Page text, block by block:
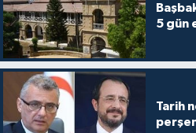
5 gün
Tarih